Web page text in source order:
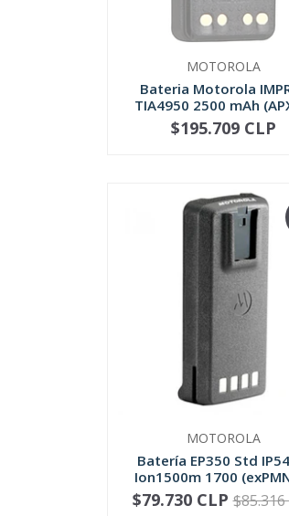
MOTOROLA
Bateria Motorola
TIA4950 2500 mAh
NO DISPONIBLE
$195.709 CLP
MOTOROLA
Batería EP350 Std
Ion1500m 1700
+
-$79.730 CLP$85.316